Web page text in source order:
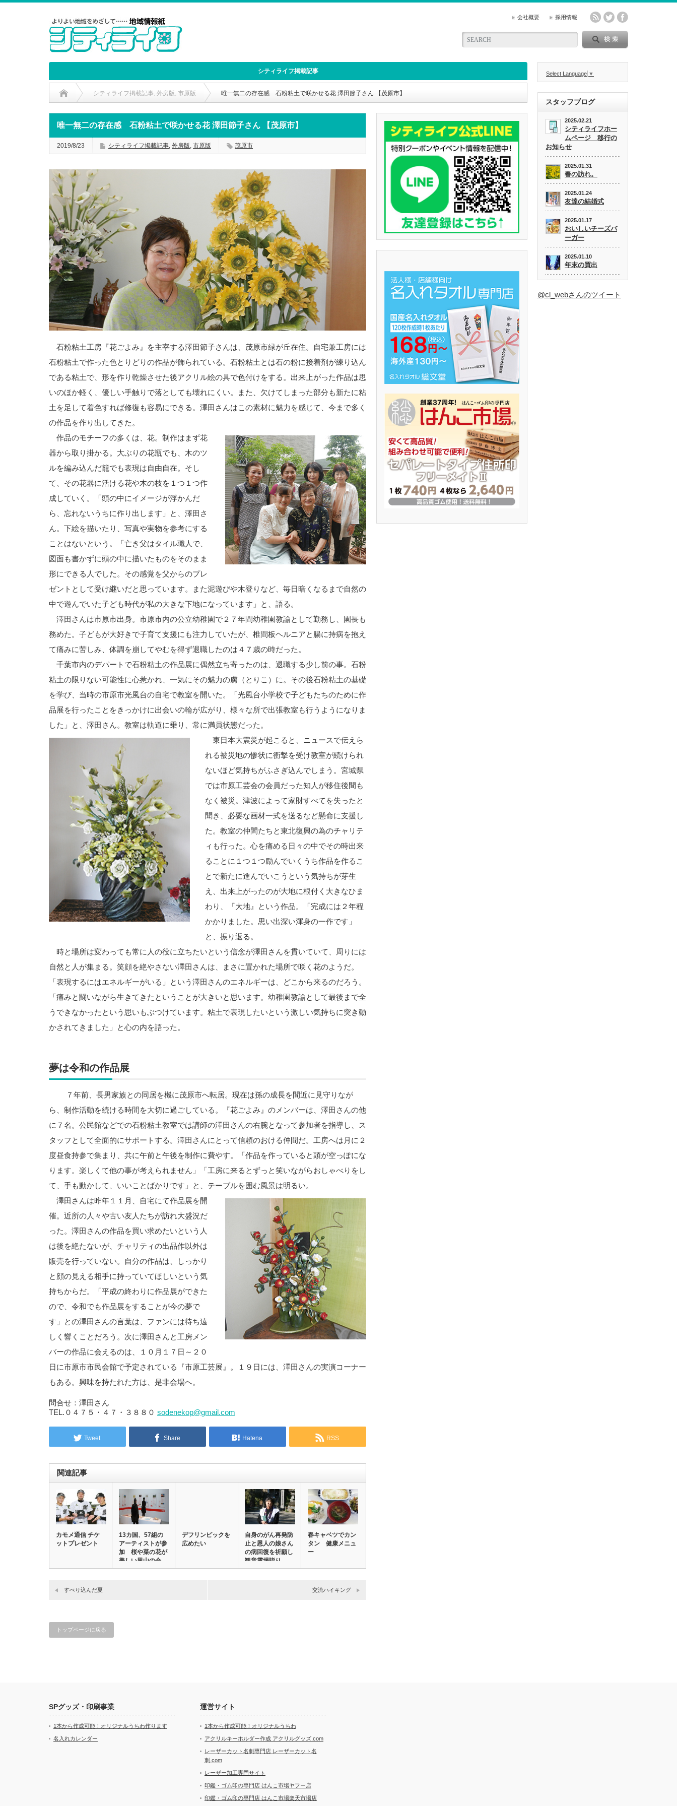
会社概要 採用情報
シティライフ掲載記事
シティライフ掲載記事, 外房版 , 市原版 唯一無二の存在感 石粉粘土で咲かせる花 澤田節子さん 【茂原市】
唯一無二の存在感 石粉粘土で咲かせる花 澤田節子さん 【茂原市】
2019/8/23 シティライフ掲載記事, 外房版, 市原版 茂原市
石粉粘土工房『花ごよみ』を主宰する澤田節子さんは、茂原市緑が丘在住。自宅兼工房には
石粉粘土で作った色とりどりの作品が飾られている。石粉粘土とは石の粉に接着剤が練り込ん
である粘土で、形を作り乾燥させた後アクリル絵の具で色付けをする。出来上がった作品は思
いのほか軽く、優しい手触りで落としても壊れにくい。また、欠けてしまった部分も新たに粘
土を足して着色すれば修復も容易にできる。澤田さんはこの素材に魅力を感じて、今まで多く
の作品を作り出してきた。
作品のモチーフの多くは、花。制作はまず花
器から取り掛かる。大ぶりの花瓶でも、木のツ
ルを編み込んだ籠でも表現は自由自在。そし
て、その花器に活ける花や木の枝を１つ１つ作
成していく。「頭の中にイメージが浮かんだ
ら、忘れないうちに作り出します」と、澤田さ
ん。下絵を描いたり、写真や実物を参考にする
ことはないという。「亡き父はタイル職人で、
図面も書かずに頭の中に描いたものをそのまま
形にできる人でした。その感覚を父からのプレ
ゼントとして受け継いだと思っています。また泥遊びや木登りなど、毎日暗くなるまで自然の
中で遊んでいた子ども時代が私の大きな下地になっています」と、語る。
澤田さんは市原市出身。市原市内の公立幼稚園で２７年間幼稚園教諭として勤務し、園長も
務めた。子どもが大好きで子育て支援にも注力していたが、椎間板ヘルニアと腸に持病を抱え
て痛みに苦しみ、体調を崩してやむを得ず退職したのは４７歳の時だった。
千葉市内のデパートで石粉粘土の作品展に偶然立ち寄ったのは、退職する少し前の事。石粉
粘土の限りない可能性に心惹かれ、一気にその魅力の虜（とりこ）に。その後石粉粘土の基礎
を学び、当時の市原市光風台の自宅で教室を開いた。「光風台小学校で子どもたちのために作
品展を行ったことをきっかけに出会いの輪が広がり、様々な所で出張教室も行うようになりま
した」と、澤田さん。教室は軌道に乗り、常に満員状態だった。
東日本大震災が起こると、ニュースで伝えら
れる被災地の惨状に衝撃を受け教室が続けられ
ないほど気持ちがふさぎ込んでしまう。宮城県
では市原工芸会の会員だった知人が移住後間も
なく被災。津波によって家財すべてを失ったと
聞き、必要な画材一式を送るなど懸命に支援し
た。教室の仲間たちと東北復興の為のチャリテ
ィも行った。心を痛める日々の中でその時出来
ることに１つ１つ励んでいくうち作品を作るこ
とで新たに進んでいこうという気持ちが芽生
え、出来上がったのが大地に根付く大きなひま
わり、『大地』という作品。「完成には２年程
かかりました。思い出深い渾身の一作です」
と、振り返る。
時と場所は変わっても常に人の役に立ちたいという信念が澤田さんを貫いていて、周りには
自然と人が集まる。笑顔を絶やさない澤田さんは、まさに置かれた場所で咲く花のようだ。
「表現するにはエネルギーがいる」という澤田さんのエネルギーは、どこから来るのだろう。
「痛みと闘いながら生きてきたということが大きいと思います。幼稚園教諭として最後まで全
うできなかったという思いもぶつけています。粘土で表現したいという激しい気持ちに突き動
かされてきました」と心の内を語った。
夢は令和の作品展
７年前、長男家族との同居を機に茂原市へ転居。現在は孫の成長を間近に見守りなが
ら、制作活動を続ける時間を大切に過ごしている。『花ごよみ』のメンバーは、澤田さんの他
に７名。公民館などでの石粉粘土教室では講師の澤田さんの右腕となって参加者を指導し、ス
タッフとして全面的にサポートする。澤田さんにとって信頼のおける仲間だ。工房へは月に２
度昼食持参で集まり、共に午前と午後を制作に費やす。「作品を作っていると頭が空っぽにな
ります。楽しくて他の事が考えられません」「工房に来るとずっと笑いながらおしゃべりをし
て、手も動かして、いいことばかりです」と、テーブルを囲む風景は明るい。
澤田さんは昨年１１月、自宅にて作品展を開
催。近所の人々や古い友人たちが訪れ大盛況だ
った。澤田さんの作品を買い求めたいという人
は後を絶たないが、チャリティの出品作以外は
販売を行っていない。自分の作品は、しっかり
と顔の見える相手に持っていてほしいという気
持ちからだ。「平成の終わりに作品展ができた
ので、令和でも作品展をすることが今の夢で
す」との澤田さんの言葉は、ファンには待ち遠
しく響くことだろう。次に澤田さんと工房メン
バーの作品に会えるのは、１０月１７日～２０
日に市原市市民会館で予定されている『市原工芸展』。１９日には、澤田さんの実演コーナー
もある。興味を持たれた方は、是非会場へ。
問合せ：澤田さん
TEL.０４７５・４７・３８８０ sodenekop@gmail.com
Tweet Share Hatena RSS
関連記事
カモメ通信 チケ
ットプレゼント
13カ国、57組の
アーティストが参
加 桜や菜の花が
美しい里山の会…
デフリンピックを
広めたい
自身のがん再発防
止と恩人の娘さん
の病回復を祈願し
観音霊場詣り
春キャベツでカン
タン 健康メニュ
ー
すべり込んだ夏 交流ハイキング
トップページに戻る
Select Language ▼
スタッフブログ
2025.02.21
シティライフホー
ムページ 移行の
お知らせ
2025.01.31
春の訪れ。
2025.01.24
友達の結婚式
2025.01.17
おいしいチーズバ
ーガー
2025.01.10
年末の買出
@cl_webさんのツイート
SPグッズ・印刷事業
1本から作成可能！オリジナルうちわ作ります
名入れカレンダー
運営サイト
1本から作成可能！オリジナルうちわ
アクリルキーホルダー作成 アクリルグッズ.com
レーザーカット名刺専門店 レーザーカット名
刺.com
レーザー加工専門サイト
印鑑・ゴム印の専門店 はんこ市場ヤフー店
印鑑・ゴム印の専門店 はんこ市場楽天市場店